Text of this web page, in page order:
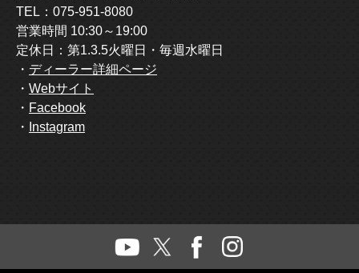
TEL：075-951-8080
営業時間 10:30～19:00
定休日：第1.3.5火曜日・毎週水曜日
・ ディーラー詳細ページ
・ Webサイト
・ Facebook
・
Instagram